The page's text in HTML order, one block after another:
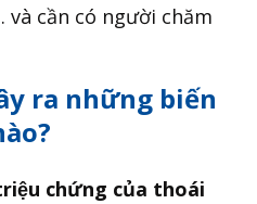
cần có người chăm
ra những biến
chứng của thoái